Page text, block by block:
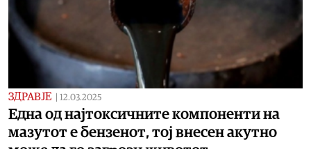
ЗДРАВЈЕ 12.03.2025
Една од најтоксичните компоненти на
мазутот е бензенот, тој внесен акутно